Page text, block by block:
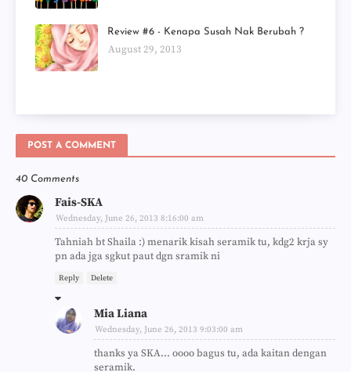
Review #6 - Kenapa Susah Nak Berubah ?
August 29, 2013
POST A COMMENT
40 Comments
Fais-SKA
Wednesday, June 26, 2013 8:16:00 am
Tahniah bt Shaila :) menarik kisah seramik tu, kdg2 krja sy
pn ada jga sgkut paut dgn sramik ni
Reply Delete
Mia Liana
Wednesday, June 26, 2013 9:03:00 am
thanks ya SKA... oooo bagus tu, ada kaitan dengan
seramik.